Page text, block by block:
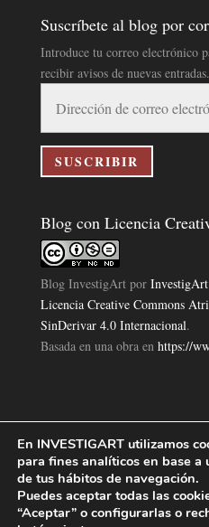
Suscríbete al blog por
Introduce tu correo electrónico
recibir avisos de nuevas entradas.
correo
electrónico
SUSCRIBIR
Blog con Licencia
Blog InvestigArtpor InvestigArt
Licencia Creative Commons
SinDerivar 4.0 Internacional.
Basada en una obra en https://
Política de Privacidad|
Investigart Copyright ©
En INVESTIGART utilizamos
para fines analíticos en base
de tus hábitos de navegación.
Puedes aceptar todas las
“Aceptar” o configurarlas o